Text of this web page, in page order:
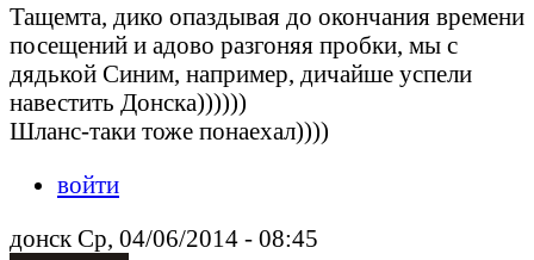
Тащемта, дико опаздывая до окончания времени
посещений и адово разгоняя пробки, мы с
дядькой Синим, например, дичайше успели
навестить Донска))))))
Шланс-таки тоже понаехал))))
войти
донск Ср, 04/06/2014 - 08:45